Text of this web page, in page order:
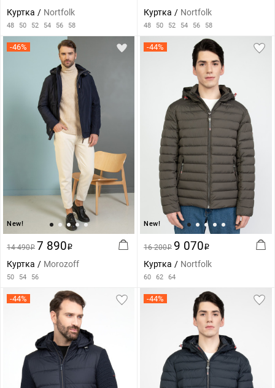
Куртка Nortfolk
48 50 52 54 56 58
Куртка Nortfolk
48 50 52 54 56 58
-46%
New!
14 490i 7 890i
Куртка Morozoff
50 54 56
-44%
New!
16 200i 9 070i
Куртка Nortfolk
60 62 64
-44% -44%